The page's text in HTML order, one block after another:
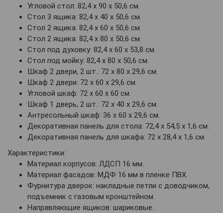
Угловой стол: 82,4 х 90 х 50,6 см.
Стол 3 ящика: 82,4 х 40 х 50,6 см.
Стол 2 ящика: 82,4 х 60 х 50,6 см.
Стол 2 ящика: 82,4 х 80 х 50,6 см.
Стол под духовку: 82,4 х 60 х 53,8 см.
Стол под мойку: 82,4 х 80 х 50,6 см.
Шкаф 2 двери, 2 шт.: 72 х 80 х 29,6 см.
Шкаф 2 двери: 72 х 60 х 29,6 см.
Угловой шкаф: 72 х 60 х 60 см.
Шкаф 1 дверь, 2 шт.: 72 х 40 х 29,6 см.
Антресольный шкаф: 36 х 60 х 29,6 см.
Декоративная панель для стола: 72,4 х 54,5 х 1,6 см.
Декоративная панель для шкафа: 72 х 28,4 х 1,6 см.
Характеристики:
Материал корпусов: ЛДСП 16 мм.
Материал фасадов: МДФ 16 мм в пленке ПВХ.
Фурнитура дверок: накладные петли с доводчиком,
подъемник с газовым кронштейном.
Направляющие ящиков: шариковые.